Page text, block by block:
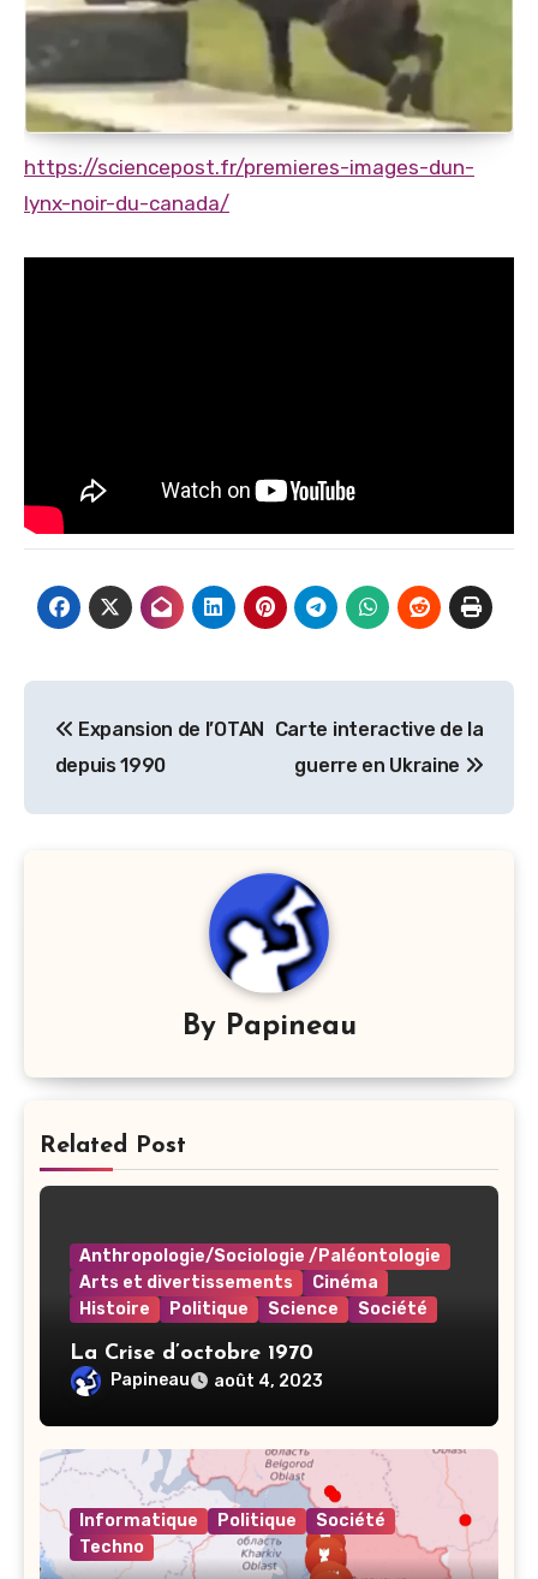
https://sciencepost.fr/premieres-images-dun-
lynx-noir-du-canada/
de
l’article
Expansion de l’OTAN
depuis 1990
Carte interactive de la
guerre en Ukraine
By Papineau
Related Post
Anthropologie/Sociologie /Paléontologie
Arts et divertissements
Cinéma
Histoire
Politique Science Société
La Crise d’octobre 1970
Papineau août 4, 2023
Informatique Politique
Société
Techno